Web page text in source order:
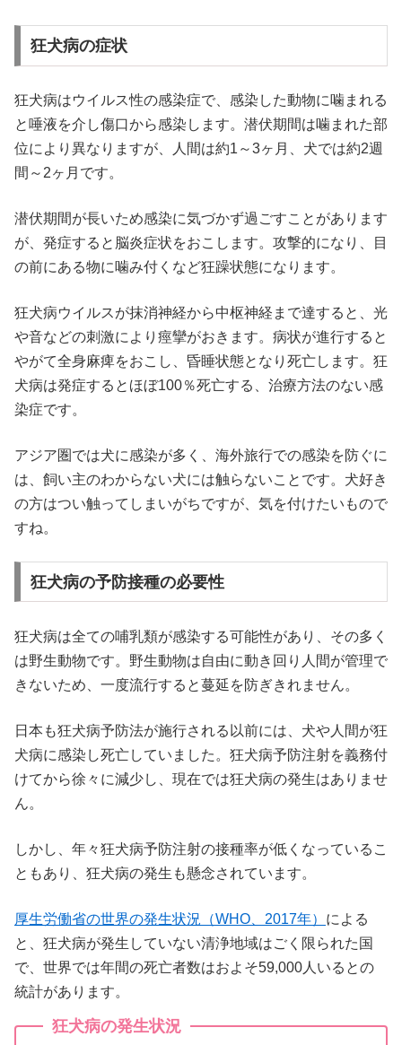
狂犬病の症状
狂犬病はウイルス性の感染症で、感染した動物に噛まれる
と唾液を介し傷口から感染します。潜伏期間は噛まれた部
位により異なりますが、人間は約1～3ヶ月、犬では約2週
間～2ヶ月です。
潜伏期間が長いため感染に気づかず過ごすことがあります
が、発症すると脳炎症状をおこします。攻撃的になり、目
の前にある物に噛み付くなど狂躁状態になります。
狂犬病ウイルスが抹消神経から中枢神経まで達すると、光
や音などの刺激により痙攣がおきます。病状が進行すると
やがて全身麻痺をおこし、昏睡状態となり死亡します。狂
犬病は発症するとほぼ100％死亡する、治療方法のない感
染症です。
アジア圏では犬に感染が多く、海外旅行での感染を防ぐに
は、飼い主のわからない犬には触らないことです。犬好き
の方はつい触ってしまいがちですが、気を付けたいもので
すね。
狂犬病の予防接種の必要性
狂犬病は全ての哺乳類が感染する可能性があり、その多く
は野生動物です。野生動物は自由に動き回り人間が管理で
きないため、一度流行すると蔓延を防ぎきれません。
日本も狂犬病予防法が施行される以前には、犬や人間が狂
犬病に感染し死亡していました。狂犬病予防注射を義務付
けてから徐々に減少し、現在では狂犬病の発生はありませ
ん。
しかし、年々狂犬病予防注射の接種率が低くなっているこ
ともあり、狂犬病の発生も懸念されています。
厚生労働省の世界の発生状況（WHO、2017年） による
と、狂犬病が発生していない清浄地域はごく限られた国
で、世界では年間の死亡者数はおよそ59,000人いるとの
統計があります。
狂犬病の発生状況